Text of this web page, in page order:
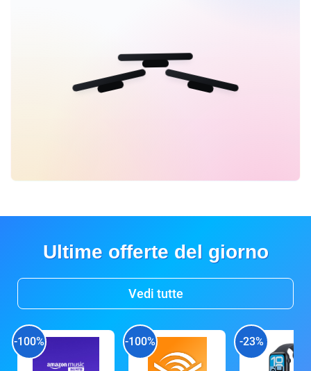
Ultime offerte del giorno
Vedi tutte
-100% -100% -23%